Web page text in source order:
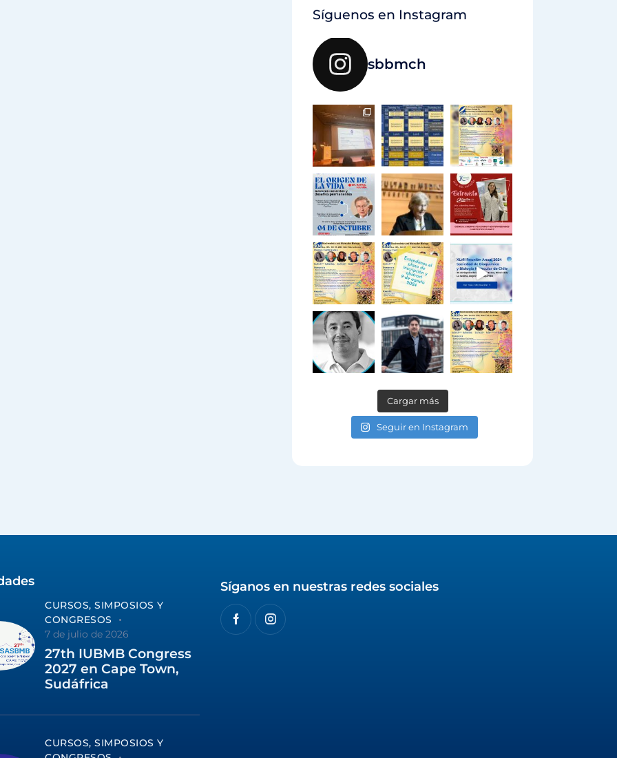
Síguenos en Instagram
sbbmch
Cargar más
Seguir en Instagram
CURSOS, SIMPOSIOS Y
CONGRESOS
7 de julio de 2026
27th IUBMB Congress
2027 en Cape Town,
Sudáfrica
CURSOS, SIMPOSIOS Y
Síganos en nuestras redes sociales